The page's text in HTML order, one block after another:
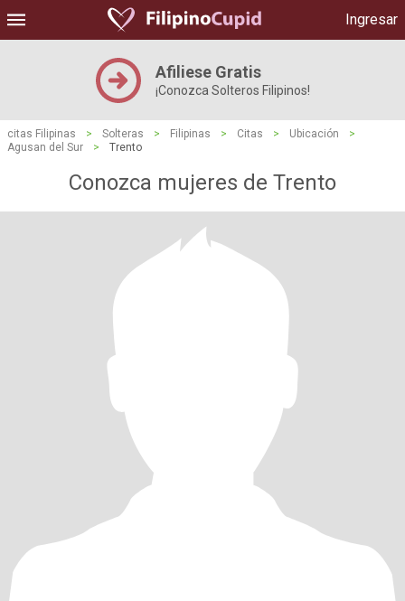
Ingresar
Afiliese Gratis
¡Conozca Solteros Filipinos!
citas Filipinas > Solteras > Filipinas > Citas > Ubicación
>
Agusan del Sur
> Trento
Conozca mujeres de Trento